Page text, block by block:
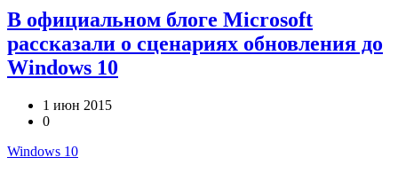
В официальном блоге Microsoft
рассказали о сценариях обновления до
Windows 10
1 июн 2015
0
Windows 10